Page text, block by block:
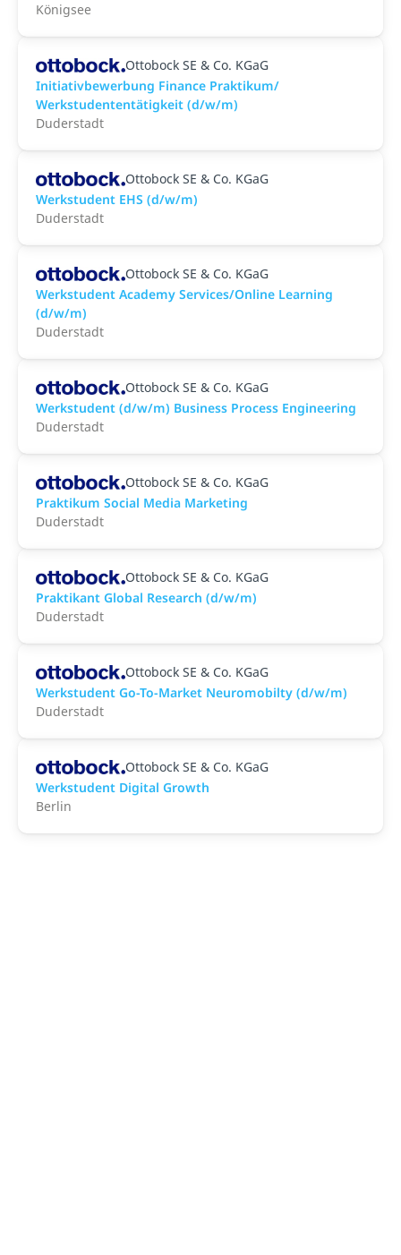
Königsee
Ottobock SE & Co. KGaG
Initiativbewerbung Finance Praktikum/
Werkstudententätigkeit (d/w/m)
Duderstadt
Ottobock SE & Co. KGaG
Werkstudent EHS (d/w/m)
Duderstadt
Ottobock SE & Co. KGaG
Werkstudent Academy Services/Online Learning
(d/w/m)
Duderstadt
Ottobock SE & Co. KGaG
Werkstudent (d/w/m) Business Process Engineering
Duderstadt
Ottobock SE & Co. KGaG
Praktikum Social Media Marketing
Duderstadt
Ottobock SE & Co. KGaG
Praktikant Global Research (d/w/m)
Duderstadt
Ottobock SE & Co. KGaG
Werkstudent Go-To-Market Neuromobilty (d/w/m)
Duderstadt
Ottobock SE & Co. KGaG
Werkstudent Digital Growth
Berlin